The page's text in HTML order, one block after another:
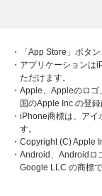
・「App Store」ボタ
・アプリケーション
ただけます。
・Apple、Appleのロ
国のApple Inc.の登録
・iPhone商標は、ア
す。
・Copyright (C) Apple
・Android、Androidロ
Google LLC の商標で